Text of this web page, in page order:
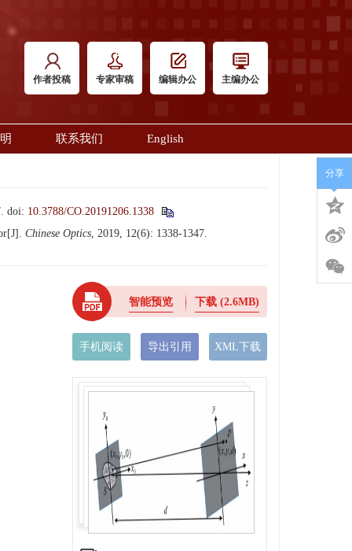
作者投稿 专家审稿 编辑办公 主编办公
联系我们 English
doi: 10.3788/CO.20191206.1338
Chinese Optics, 2019, 12(6): 1338-1347.
智能预览 下载 (2.6MB)
手机阅读 导出引用 XML下载
分享